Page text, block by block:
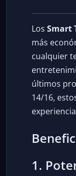
Los Smart
más
cualquier
últimos
14/16,
1.